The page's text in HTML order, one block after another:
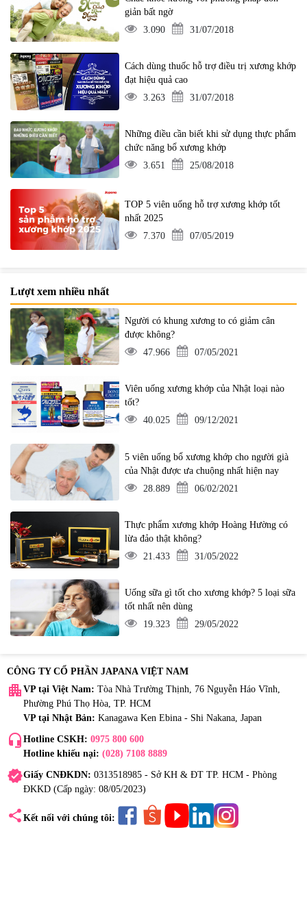
giản bất ngờ
3.090
31/07/2018
Cách dùng thuốc hỗ trợ điều trị xương khớp
đạt hiệu quả cao
3.263
31/07/2018
Những điều cần biết khi sử dụng thực phẩm
chức năng bổ xương khớp
3.651
25/08/2018
TOP 5 viên uống hỗ trợ xương khớp tốt
nhất 2025
7.370
07/05/2019
Lượt xem nhiều nhất
Người có khung xương to có giảm cân
được không?
47.966
07/05/2021
Viên uống xương khớp của Nhật loại nào
tốt?
40.025
09/12/2021
5 viên uống bổ xương khớp cho người già
của Nhật được ưa chuộng nhất hiện nay
28.889
06/02/2021
Thực phẩm xương khớp Hoàng Hường có
lừa đảo thật không?
21.433
31/05/2022
Uống sữa gì tốt cho xương khớp? 5 loại sữa
tốt nhất nên dùng
19.323
29/05/2022
CÔNG TY CỔ PHẦN JAPANA VIỆT NAM
apartment VP tại Việt Nam: Tòa Nhà Trường Thịnh, 76 Nguyễn Háo Vĩnh,
Phường Phú Thọ Hòa, TP. HCM
VP tại Nhật Bản: Kanagawa Ken Ebina - Shi Nakana, Japan
headset_mic Hotline CSKH: 0975 800 600
Hotline khiếu nại: (028) 7108 8889
verifiedGiấy CNĐKDN: 0313518985 - Sở KH & ĐT TP. HCM - Phòng
ĐKKD (Cấp ngày: 08/05/2023)
share Kết nối với chúng tôi: